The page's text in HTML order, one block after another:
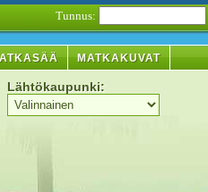
Tunnus:
MATKAKUVAT
Lähtökaupunki: